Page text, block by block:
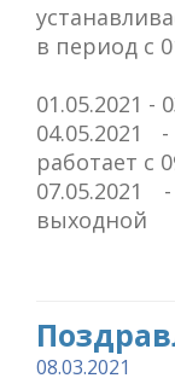
в период с
01.05.2021 -
работает с
07.05.2021
выходной
08.03.2021